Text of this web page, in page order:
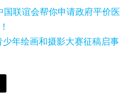
国联谊会帮你申请政府平价医
少年绘画和摄影大赛征稿启事